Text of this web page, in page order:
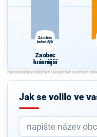
Za obec
krásnější
Za obec
krásnější
Jak se volilo ve